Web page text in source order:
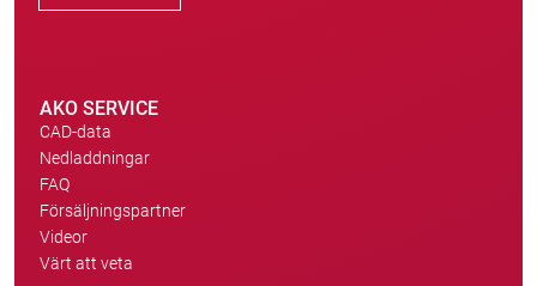
AKO SERVICE
CAD-data
Nedladdningar
FAQ
Försäljningspartner
Videor
Värt att veta